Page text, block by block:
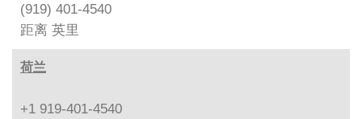
(919) 401-4540
距离 英里
荷兰
+1 919-401-4540